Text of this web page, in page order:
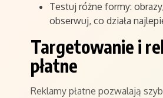
Testuj różne formy:
obserwuj, co działa
Targetowanie i
płatne
Reklamy płatne pozwalają